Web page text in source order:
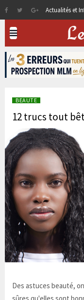
Actualités et
BEAUTE
12 trucs tout
Des astuces beauté,